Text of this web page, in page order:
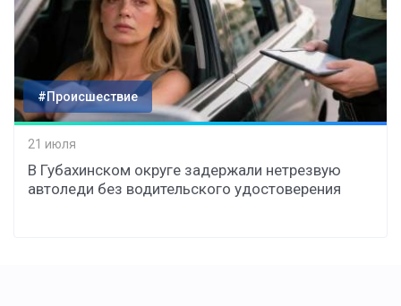
#Происшествие
21 июля
В Губахинском округе задержали нетрезвую
автоледи без водительского удостоверения